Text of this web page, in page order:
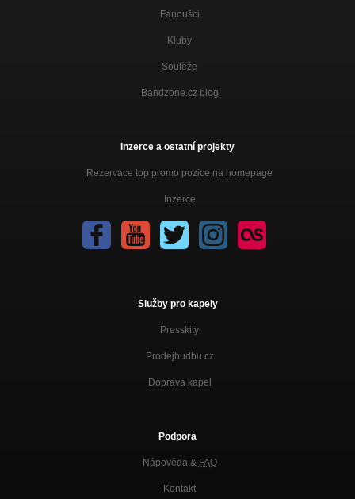
Fanoušci
Kluby
Soutěže
Bandzone.cz blog
Inzerce a ostatní projekty
Rezervace top promo pozice na homepage
Inzerce
Služby pro kapely
Presskity
Prodejhudbu.cz
Doprava kapel
Podpora
Nápověda & FAQ
Kontakt